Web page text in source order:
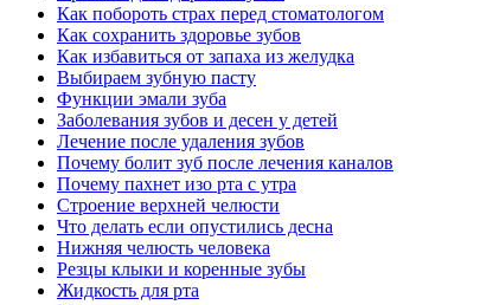
Как побороть страх перед стоматологом
Как сохранить здоровье зубов
Как избавиться от запаха из желудка
Выбираем зубную пасту
Функции эмали зуба
Заболевания зубов и десен у детей
Лечение после удаления зубов
Почему болит зуб после лечения каналов
Почему пахнет изо рта с утра
Cтроение верхней челюсти
Что делать если опустились десна
Нижняя челюсть человека
Резцы клыки и коренные зубы
Жидкость для рта